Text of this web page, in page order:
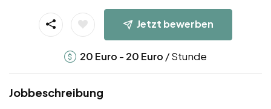
Jetzt bewerben
20 Euro - 20 Euro / Stunde
Jobbeschreibung